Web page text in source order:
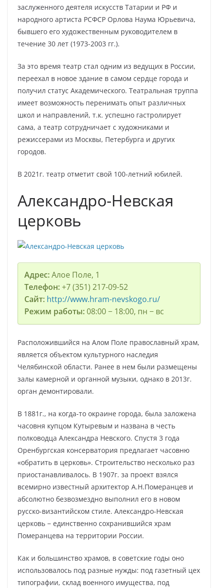
заслуженного деятеля искусств Татарии и РФ и
народного артиста РСФСР Орлова Наума Юрьевича,
бывшего его художественным руководителем в
течение 30 лет (1973-2003 гг.).
За это время театр стал одним из ведущих в России,
переехал в новое здание в самом сердце города и
получил статус Академического. Театральная труппа
имеет возможность перенимать опыт различных
школ и направлений, т.к. успешно гастролирует
сама, а театр сотрудничает с художниками и
режиссерами из Москвы, Петербурга и других
городов.
В 2021г. театр отметит свой 100-летний юбилей.
Александро-Невская
церковь
Адрес:Алое Поле, 1
Телефон:+7 (351) 217-09-52
Сайт: http://www.hram-nevskogo.ru/
Режим работы:08:00 − 18:00, пн − вс
Расположившийся на Алом Поле православный храм,
является объектом культурного наследия
Челябинской области. Ранее в нем были размещены
залы камерной и органной музыки, однако в 2013г.
орган демонтировали.
В 1881г., на когда-то окраине города, была заложена
часовня купцом Кутыревым и названа в честь
полководца Александра Невского. Спустя 3 года
Оренбургская консерватория предлагает часовню
«обратить в церковь». Строительство несколько раз
приостанавливалось. В 1907г. за проект взялся
всемирно известный архитектор А.Н.Померанцев и
абсолютно безвозмездно выполнил его в новом
русско-византийском стиле. Александро-Невская
церковь − единственно сохранившийся храм
Померанцева на территории России.
Как и большинство храмов, в советские годы оно
использовалось под разные нужды: под газетный цех
типографии, склад военного имущества, под